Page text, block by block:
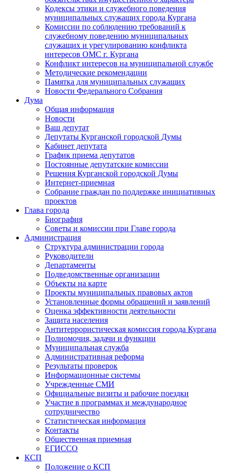
Кодексы этики и служебного поведения
муниципальных служащих города Кургана
Комиссии по соблюдению требований к
служебному поведению муниципальных
служащих и урегулированию конфликта
интересов ОМС г. Кургана
Конфликт интересов на муниципальной службе
Методические рекомендации
Памятка для муниципальных служащих
Новости Федерального Cобрания
Дума
Общая информация
Новости
Ваш депутат
Депутаты Курганской городской Думы
Кабинет депутата
График приема депутатов
Постоянные депутатские комиссии
Решения Курганской городской Думы
Интернет-приемная
Собрание граждан по поддержке инициативных
проектов
Глава города
Биография
Советы и комиссии при Главе города
Администрация
Структура администрации города
Руководители
Департаменты
Подведомственные организации
Объекты на карте
Проекты муниципальных правовых актов
Установленные формы обращений и заявлений
Оценка эффективности деятельности
Защита населения
Антитеррористическая комиссия города Кургана
Полномочия, задачи и функции
Муниципальная служба
Административная реформа
Результаты проверок
Информационные системы
Учрежденные СМИ
Официальные визиты и рабочие поездки
Участие в программах и международное
сотрудничество
Статистическая информация
Контакты
Общественная приемная
ЕГИССО
КСП
Положение о КСП